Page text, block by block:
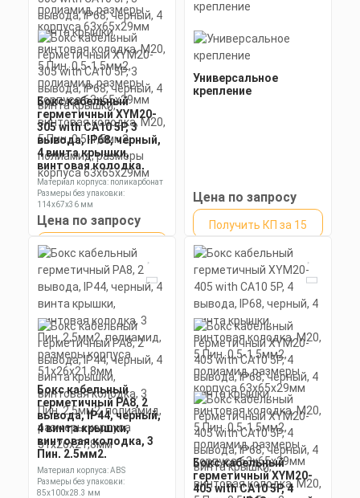
Бокс кабельный
герметичный XYM20-
305 with CA10 5P, 3
вывода, IP68, черный,
4 винта крышки,
винтовая колодка,
М20, 5 Пин, 0,5-1,5мм2,
полиамид, размеры
корпуса 63х65х29мм
Материал корпуса: поликарбонат
Размеры без упаковки:
114х67х36 мм
Степень пылевлагозащиты: IP68
Цена по запросу
Получить КП за 15
минутСкачать
КП
Универсальное
крепление
Цена по запросу
Получить КП за 15
минутСкачать
КП
Бокс кабельный
герметичный РА8, 2
вывода, IP44, черный,
4 винта крышки,
винтовая колодка, 3
Пин, 2,5мм2,
полиамид, размеры
корпуса 51х26х21,8мм
Материал корпуса: ABS
Размеры без упаковки:
85x100x28.3 мм
Бокс кабельный
герметичный XYM20-
405 with CA10 5P, 4